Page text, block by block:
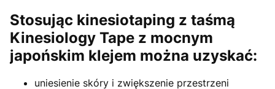
Stosując kinesiotaping z taśmą
Kinesiology Tape z mocnym
japońskim klejem można uzyskać:
uniesienie skóry i zwiększenie przestrzeni